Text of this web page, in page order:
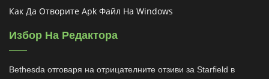
Как Да Отворите Apk Файл На Windows
Избор На Редактора
Bethesda отговаря на отрицателните отзиви за Starfield в